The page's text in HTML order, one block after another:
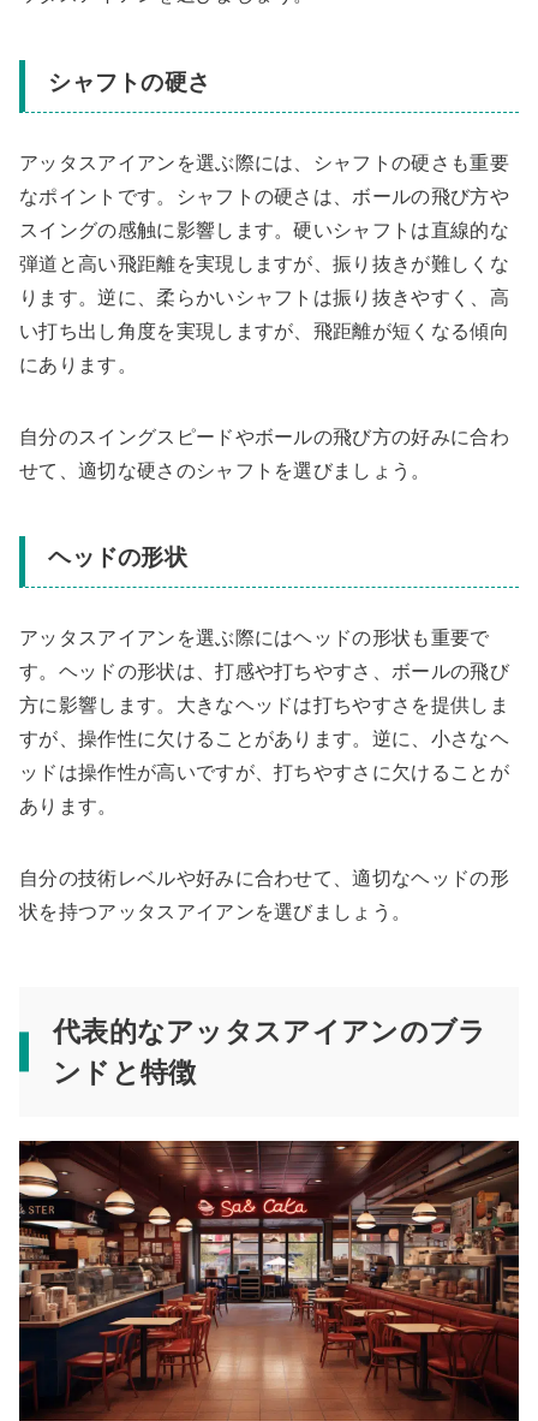
シャフトの硬さ
アッタスアイアンを選ぶ際には、シャフトの硬さも重要
なポイントです。シャフトの硬さは、ボールの飛び方や
スイングの感触に影響します。硬いシャフトは直線的な
弾道と高い飛距離を実現しますが、振り抜きが難しくな
ります。逆に、柔らかいシャフトは振り抜きやすく、高
い打ち出し角度を実現しますが、飛距離が短くなる傾向
にあります。
自分のスイングスピードやボールの飛び方の好みに合わ
せて、適切な硬さのシャフトを選びましょう。
ヘッドの形状
アッタスアイアンを選ぶ際にはヘッドの形状も重要で
す。ヘッドの形状は、打感や打ちやすさ、ボールの飛び
方に影響します。大きなヘッドは打ちやすさを提供しま
すが、操作性に欠けることがあります。逆に、小さなヘ
ッドは操作性が高いですが、打ちやすさに欠けることが
あります。
自分の技術レベルや好みに合わせて、適切なヘッドの形
状を持つアッタスアイアンを選びましょう。
代表的なアッタスアイアンのブラ
ンドと特徴